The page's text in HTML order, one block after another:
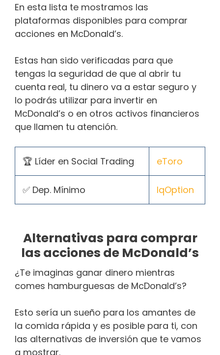
En esta lista te mostramos las
plataformas disponibles para comprar
acciones en McDonald’s.
Estas han sido verificadas para que
tengas la seguridad de que al abrir tu
cuenta real, tu dinero va a estar seguro y
lo podrás utilizar para invertir en
McDonald’s o en otros activos financieros
que llamen tu atención.
🏆 Líder en Social Trading eToro
✅ Dep. Mínimo IqOption
Alternativas para comprar
las acciones de McDonald’s
¿Te imaginas ganar dinero mientras
comes hamburguesas de McDonald’s?
Esto sería un sueño para los amantes de
la comida rápida y es posible para ti, con
las alternativas de inversión que te vamos
a mostrar.